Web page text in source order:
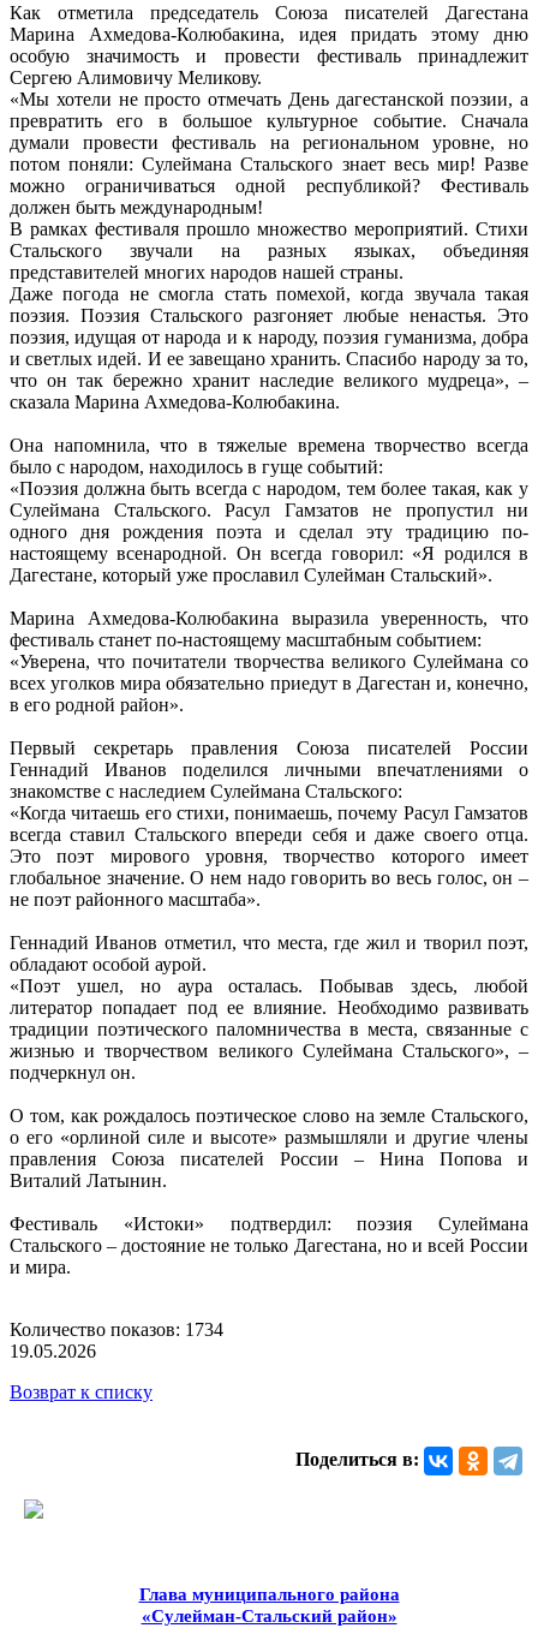
Как отметила председатель Союза писателей Дагестана
Марина Ахмедова-Колюбакина, идея придать этому дню
особую значимость и провести фестиваль принадлежит
Сергею Алимовичу Меликову.
«Мы хотели не просто отмечать День дагестанской поэзии, а
превратить его в большое культурное событие. Сначала
думали провести фестиваль на региональном уровне, но
потом поняли: Сулеймана Стальского знает весь мир! Разве
можно ограничиваться одной республикой? Фестиваль
должен быть международным!
В рамках фестиваля прошло множество мероприятий. Стихи
Стальского звучали на разных языках, объединяя
представителей многих народов нашей страны.
Даже погода не смогла стать помехой, когда звучала такая
поэзия. Поэзия Стальского разгоняет любые ненастья. Это
поэзия, идущая от народа и к народу, поэзия гуманизма, добра
и светлых идей. И ее завещано хранить. Спасибо народу за то,
что он так бережно хранит наследие великого мудреца», –
сказала Марина Ахмедова-Колюбакина.
Она напомнила, что в тяжелые времена творчество всегда
было с народом, находилось в гуще событий:
«Поэзия должна быть всегда с народом, тем более такая, как у
Сулеймана Стальского. Расул Гамзатов не пропустил ни
одного дня рождения поэта и сделал эту традицию по-
настоящему всенародной. Он всегда говорил: «Я родился в
Дагестане, который уже прославил Сулейман Стальский».
Марина Ахмедова-Колюбакина выразила уверенность, что
фестиваль станет по-настоящему масштабным событием:
«Уверена, что почитатели творчества великого Сулеймана со
всех уголков мира обязательно приедут в Дагестан и, конечно,
в его родной район».
Первый секретарь правления Союза писателей России
Геннадий Иванов поделился личными впечатлениями о
знакомстве с наследием Сулеймана Стальского:
«Когда читаешь его стихи, понимаешь, почему Расул Гамзатов
всегда ставил Стальского впереди себя и даже своего отца.
Это поэт мирового уровня, творчество которого имеет
глобальное значение. О нем надо говорить во весь голос, он –
не поэт районного масштаба».
Геннадий Иванов отметил, что места, где жил и творил поэт,
обладают особой аурой.
«Поэт ушел, но аура осталась. Побывав здесь, любой
литератор попадает под ее влияние. Необходимо развивать
традиции поэтического паломничества в места, связанные с
жизнью и творчеством великого Сулеймана Стальского», –
подчеркнул он.
О том, как рождалось поэтическое слово на земле Стальского,
о его «орлиной силе и высоте» размышляли и другие члены
правления Союза писателей России – Нина Попова и
Виталий Латынин.
Фестиваль «Истоки» подтвердил: поэзия Сулеймана
Стальского – достояние не только Дагестана, но и всей России
и мира.
Количество показов: 1734
19.05.2026
Возврат к списку
Поделиться в:
Глава муниципального района
«Сулейман-Стальский район»